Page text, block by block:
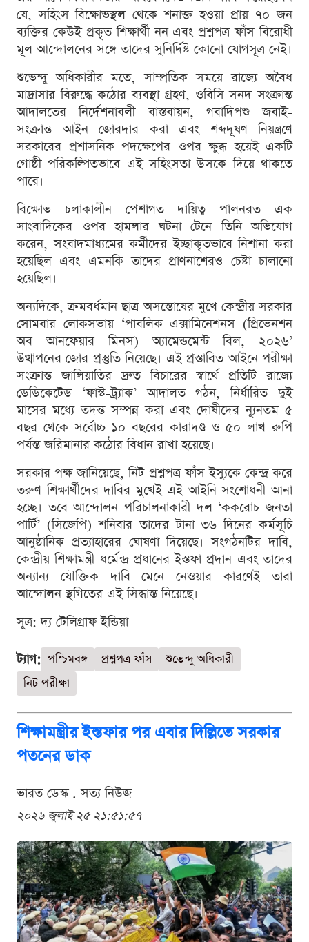
যে, সহিংস বিক্ষোভস্থল থেকে শনাক্ত হওয়া প্রায় ৭০ জন
ব্যক্তির কেউই প্রকৃত শিক্ষার্থী নন এবং প্রশ্নপত্র ফাঁস বিরোধী
মূল আন্দোলনের সঙ্গে তাদের সুনির্দিষ্ট কোনো যোগসূত্র নেই।
শুভেন্দু অধিকারীর মতে, সাম্প্রতিক সময়ে রাজ্যে অবৈধ
মাদ্রাসার বিরুদ্ধে কঠোর ব্যবস্থা গ্রহণ, ওবিসি সনদ সংক্রান্ত
আদালতের নির্দেশনাবলী বাস্তবায়ন, গবাদিপশু জবাই-
সংক্রান্ত আইন জোরদার করা এবং শব্দদূষণ নিয়ন্ত্রণে
সরকারের প্রশাসনিক পদক্ষেপের ওপর ক্ষুব্ধ হয়েই একটি
গোষ্ঠী পরিকল্পিতভাবে এই সহিংসতা উসকে দিয়ে থাকতে
পারে।
বিক্ষোভ চলাকালীন পেশাগত দায়িত্ব পালনরত এক
সাংবাদিকের ওপর হামলার ঘটনা টেনে তিনি অভিযোগ
করেন, সংবাদমাধ্যমের কর্মীদের ইচ্ছাকৃতভাবে নিশানা করা
হয়েছিল এবং এমনকি তাদের প্রাণনাশেরও চেষ্টা চালানো
হয়েছিল।
অন্যদিকে, ক্রমবর্ধমান ছাত্র অসন্তোষের মুখে কেন্দ্রীয় সরকার
সোমবার লোকসভায় ‘পাবলিক এক্সামিনেশনস (প্রিভেনশন
অব আনফেয়ার মিনস) অ্যামেন্ডমেন্ট বিল, ২০২৬’
উত্থাপনের জোর প্রস্তুতি নিয়েছে। এই প্রস্তাবিত আইনে পরীক্ষা
সংক্রান্ত জালিয়াতির দ্রুত বিচারের স্বার্থে প্রতিটি রাজ্যে
ডেডিকেটেড ‘ফাস্ট-ট্র্যাক’ আদালত গঠন, নির্ধারিত দুই
মাসের মধ্যে তদন্ত সম্পন্ন করা এবং দোষীদের ন্যূনতম ৫
বছর থেকে সর্বোচ্চ ১০ বছরের কারাদণ্ড ও ৫০ লাখ রুপি
পর্যন্ত জরিমানার কঠোর বিধান রাখা হয়েছে।
সরকার পক্ষ জানিয়েছে, নিট প্রশ্নপত্র ফাঁস ইস্যুকে কেন্দ্র করে
তরুণ শিক্ষার্থীদের দাবির মুখেই এই আইনি সংশোধনী আনা
হচ্ছে। তবে আন্দোলন পরিচালনাকারী দল ‘ককরোচ জনতা
পার্টি’ (সিজেপি) শনিবার তাদের টানা ৩৬ দিনের কর্মসূচি
আনুষ্ঠানিক প্রত্যাহারের ঘোষণা দিয়েছে। সংগঠনটির দাবি,
কেন্দ্রীয় শিক্ষামন্ত্রী ধর্মেন্দ্র প্রধানের ইস্তফা প্রদান এবং তাদের
অন্যান্য যৌক্তিক দাবি মেনে নেওয়ার কারণেই তারা
আন্দোলন স্থগিতের এই সিদ্ধান্ত নিয়েছে।
সূত্র: দ্য টেলিগ্রাফ ইন্ডিয়া
ট্যাগ: পশ্চিমবঙ্গ প্রশ্নপত্র ফাঁস
শুভেন্দু অধিকারী
নিট পরীক্ষা
শিক্ষামন্ত্রীর ইস্তফার পর এবার দিল্লিতে সরকার
পতনের ডাক
ভারত ডেস্ক . সত্য নিউজ
২০২৬ জুলাই ২৫ ২১:৫১:৫৭